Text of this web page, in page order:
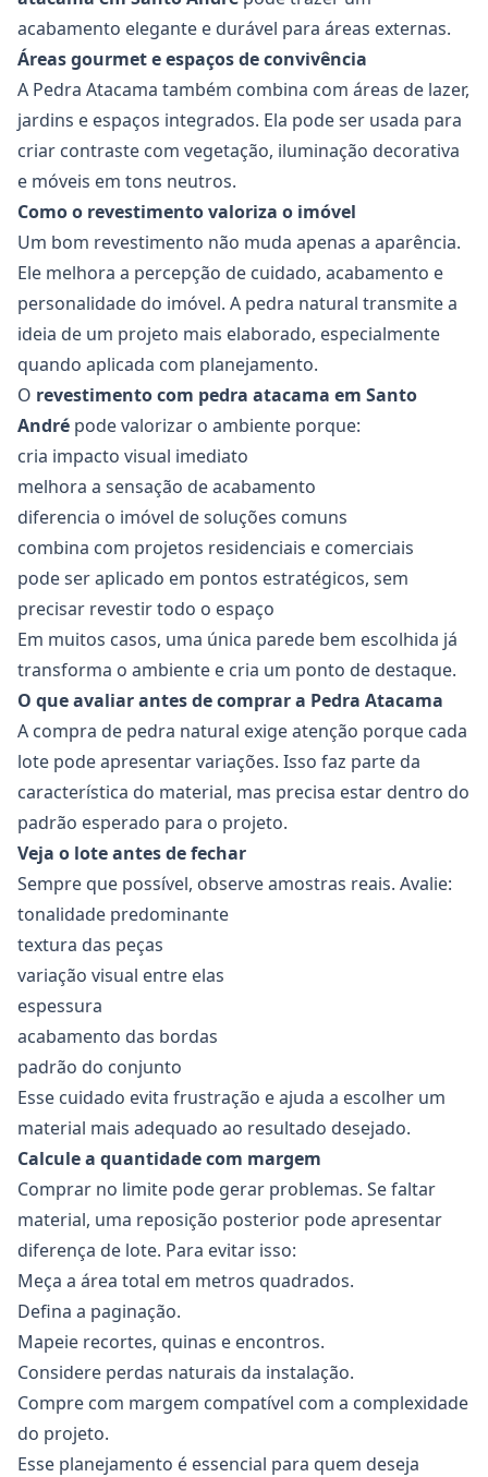
acabamento elegante e durável para áreas externas.
Áreas gourmet e espaços de convivência
A Pedra Atacama também combina com áreas de lazer,
jardins e espaços integrados. Ela pode ser usada para
criar contraste com vegetação, iluminação decorativa
e móveis em tons neutros.
Como o revestimento valoriza o imóvel
Um bom revestimento não muda apenas a aparência.
Ele melhora a percepção de cuidado, acabamento e
personalidade do imóvel. A pedra natural transmite a
ideia de um projeto mais elaborado, especialmente
quando aplicada com planejamento.
O revestimento com pedra atacama em Santo
André pode valorizar o ambiente porque:
cria impacto visual imediato
melhora a sensação de acabamento
diferencia o imóvel de soluções comuns
combina com projetos residenciais e comerciais
pode ser aplicado em pontos estratégicos, sem
precisar revestir todo o espaço
Em muitos casos, uma única parede bem escolhida já
transforma o ambiente e cria um ponto de destaque.
O que avaliar antes de comprar a Pedra Atacama
A compra de pedra natural exige atenção porque cada
lote pode apresentar variações. Isso faz parte da
característica do material, mas precisa estar dentro do
padrão esperado para o projeto.
Veja o lote antes de fechar
Sempre que possível, observe amostras reais. Avalie:
tonalidade predominante
textura das peças
variação visual entre elas
espessura
acabamento das bordas
padrão do conjunto
Esse cuidado evita frustração e ajuda a escolher um
material mais adequado ao resultado desejado.
Calcule a quantidade com margem
Comprar no limite pode gerar problemas. Se faltar
material, uma reposição posterior pode apresentar
diferença de lote. Para evitar isso:
Meça a área total em metros quadrados.
Defina a paginação.
Mapeie recortes, quinas e encontros.
Considere perdas naturais da instalação.
Compre com margem compatível com a complexidade
do projeto.
Esse planejamento é essencial para quem deseja